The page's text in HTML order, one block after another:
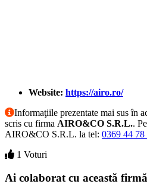
Website: https://airo.ro/
Informaţiile prezentate mai sus în
scris cu firma AIRO&CO S.R.L..
AIRO&CO S.R.L. la tel: 0369 44 78
1 Voturi
Ai colaborat cu această